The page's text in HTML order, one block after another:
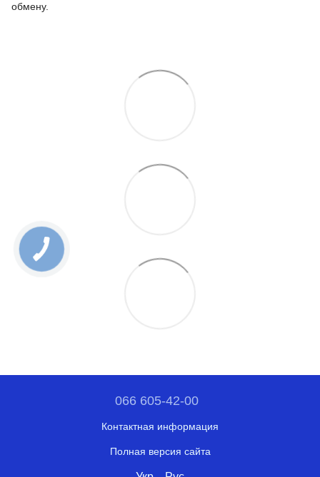
обмену.
066 605-42-00
Контактная информация
Полная версия сайта